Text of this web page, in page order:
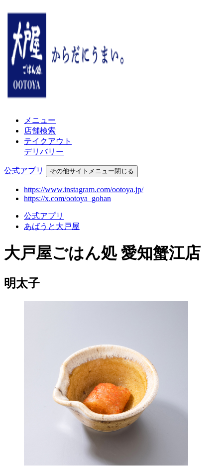
メニュー
店舗検索
テイクアウト
デリバリー
公式アプリ その他サイトメニュー閉じる
https://www.instagram.com/ootoya.jp/
https://x.com/ootoya_gohan
公式アプリ
あばうと大戸屋
大戸屋ごはん処 愛知蟹江店
明太子